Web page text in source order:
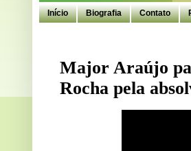
Início Biografia Contato
Major Araújo
Rocha pela